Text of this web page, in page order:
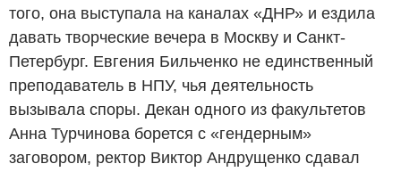
того, она выступала на каналах «ДНР» и ездила
давать творческие вечера в Москву и Санкт-
Петербург. Евгения Бильченко не единственный
преподаватель в НПУ, чья деятельность
вызывала споры. Декан одного из факультетов
Анна Турчинова борется с «гендерным»
заговором, ректор Виктор Андрущенко сдавал